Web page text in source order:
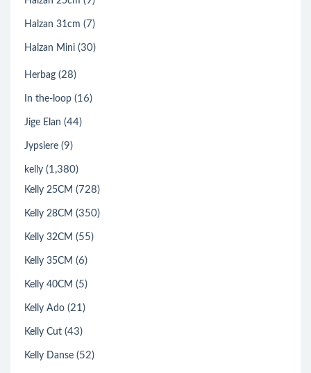
Halzan 31cm (7)
Halzan Mini (30)
Herbag (28)
In the-loop (16)
Jige Elan (44)
Jypsiere (9)
kelly (1,380)
Kelly 25CM (728)
Kelly 28CM (350)
Kelly 32CM (55)
Kelly 35CM (6)
Kelly 40CM (5)
Kelly Ado (21)
Kelly Cut (43)
Kelly Danse (52)